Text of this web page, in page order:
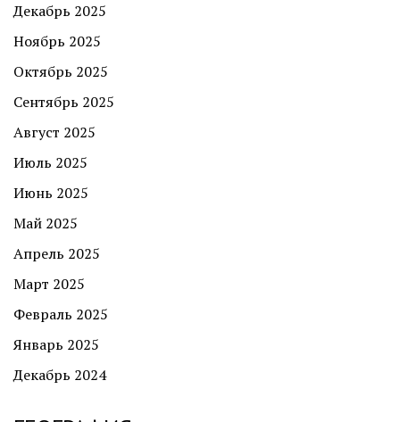
Декабрь 2025
Ноябрь 2025
Октябрь 2025
Сентябрь 2025
Август 2025
Июль 2025
Июнь 2025
Май 2025
Апрель 2025
Март 2025
Февраль 2025
Январь 2025
Декабрь 2024